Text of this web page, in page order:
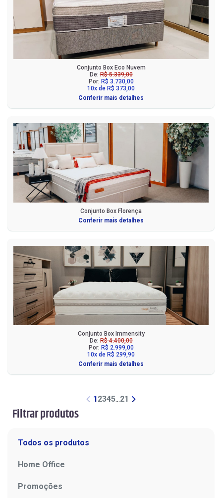
Filtrar produtos
Todos os produtos
Home Office
Promoções
Conjunto Box Eco Nuvem
De:R$ 5.339,00
Por: R$ 3.730,00
10x de R$ 373,00
Conferir mais detalhes
Conjunto Box Florença
Conferir mais detalhes
Conjunto Box Immensity
De:R$ 4.400,00
Por: R$ 2.999,00
10x de R$ 299,90
Conferir mais detalhes
1 2345...21